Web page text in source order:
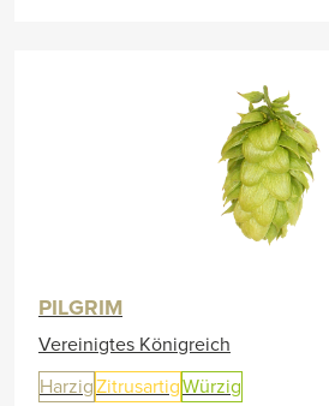
PILGRIM
Vereinigtes Königreich
HarzigZitrusartigWürzig